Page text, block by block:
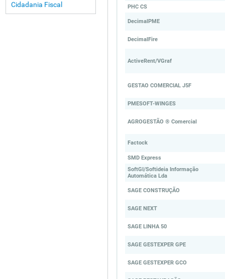
Cidadania Fiscal PHC CS
DecimalPME
DecimalFire
ActiveRent/VGraf
GESTAO COMERCIAL J5F
PMESOFT-WINGES
AGROGESTÃO ® Comercial
Factock
SMD Express
SoftGI/Softideia Informação
Automática Lda
SAGE CONSTRUÇÃO
SAGE NEXT
SAGE LINHA 50
SAGE GESTEXPER GPE
SAGE GESTEXPER GCO